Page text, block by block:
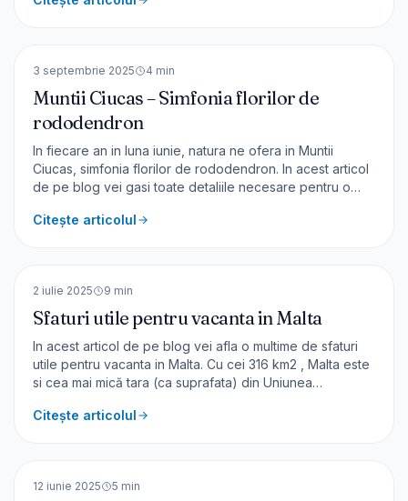
deosebita galerie cu papusi. Expozitia de papusi
3 septembrie 2025 4 min
Muntii Ciucas – Simfonia florilor de
rododendron
In fiecare an in luna iunie, natura ne ofera in Muntii
Ciucas, simfonia florilor de rododendron. In acest articol
de pe blog vei gasi toate detaliile necesare pentru o
cu multe nuante de roz durează 2-3 saptamani. Este
Citește articolul
2 iulie 2025 9 min
Sfaturi utile pentru vacanta in Malta
In acest articol de pe blog vei afla o multime de sfaturi
utile pentru vacanta in Malta. Cu cei 316 km2 , Malta este
si cea mai mică tara (ca suprafata) din Uniunea
– cele mai mari fiind Malta, Gozo și Comino. Capitala cea
Citește articolul
12 iunie 2025 5 min